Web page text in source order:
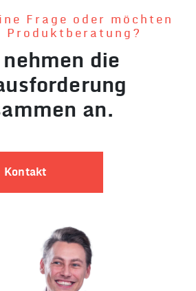
Frage oder möchten
Produktberatung?
die
an.
Kontakt